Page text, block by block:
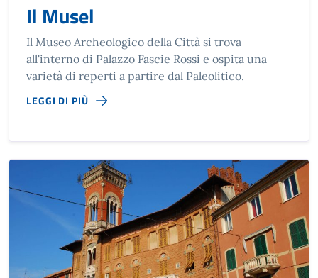
Il Musel
Il Museo Archeologico della Città si trova
all'interno di Palazzo Fascie Rossi e ospita una
varietà di reperti a partire dal Paleolitico.
LEGGI DI PIÙ